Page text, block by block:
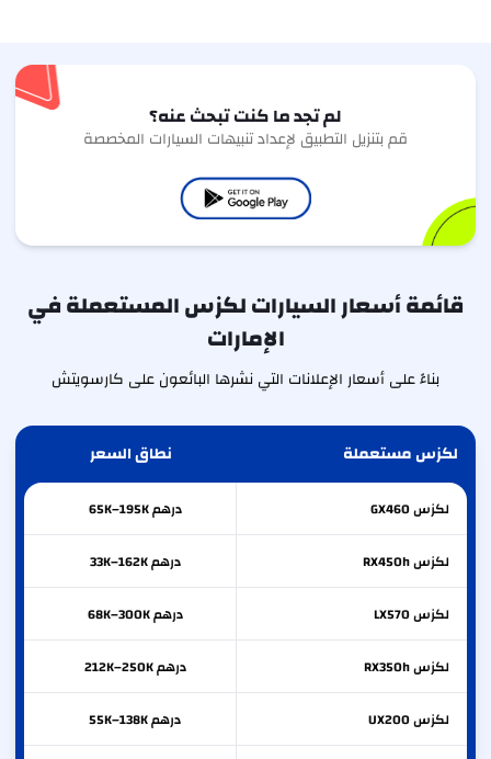
لم تجد ما كنت تبحث عنه؟
قم بتنزيل التطبيق لإعداد تنبيهات السيارات المخصصة
قائمة أسعار السيارات لكزس المستعملة في
الإمارات
بناءً على أسعار الإعلانات التي نشرها البائعون على كارسويتش
لكزس مستعملة نطاق السعر
لكزسGX460 درهم 65K–195K
لكزسRX450h درهم 33K–162K
لكزسLX570 درهم 68K–300K
لكزسRX350h درهم 212K–250K
لكزسUX200 درهم 55K–138K